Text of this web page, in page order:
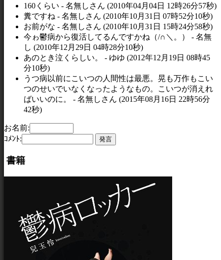
160くらい - 名無しさん (2010年04月04日 12時26分57秒)
糞ですね - 名無しさん (2010年10月31日 07時52分10秒)
お前がな - 名無しさん (2010年10月31日 15時24分58秒)
今ゎ鬱病から復活してるんですかね（/∩＼。） - 名無
し (2010年12月29日 04時28分10秒)
あのとき泣くらしい。 - ゆゆ (2012年12月19日 08時45
分10秒)
うつ病以前にこいつの人間性は最悪。晃も万作もこい
つのせいでいなくなったようなもの。こいつが消えれ
ばいいのに。 - 名無しさん (2015年08月16日 22時56分
42秒)
お名前:
ｺﾒﾝﾄ:
書籍